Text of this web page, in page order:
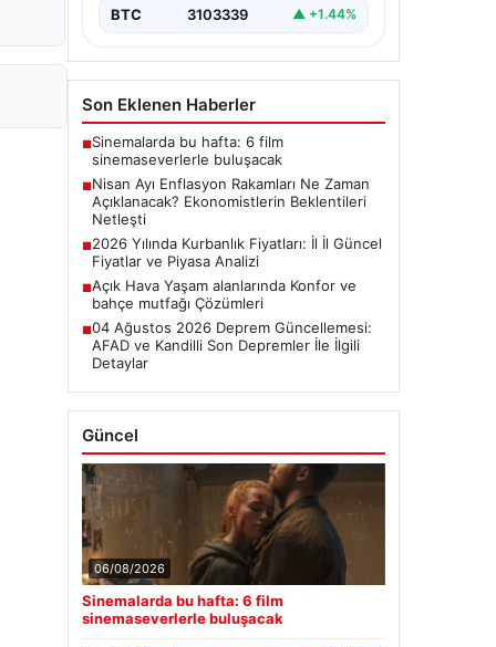
başladı.…
BTC 3103339 ▲ +1.44%
Son Eklenen Haberler
■Sinemalarda bu hafta: 6 film
sinemaseverlerle buluşacak
■Nisan Ayı Enflasyon Rakamları Ne Zaman
Açıklanacak? Ekonomistlerin Beklentileri
Netleşti
■2026 Yılında Kurbanlık Fiyatları: İl İl Güncel
Fiyatlar ve Piyasa Analizi
■Açık Hava Yaşam alanlarında Konfor ve
bahçe mutfağı Çözümleri
■04 Ağustos 2026 Deprem Güncellemesi:
AFAD ve Kandilli Son Depremler İle İlgili
Detaylar
Güncel
06/08/2026
Sinemalarda bu hafta: 6 film
sinemaseverlerle buluşacak